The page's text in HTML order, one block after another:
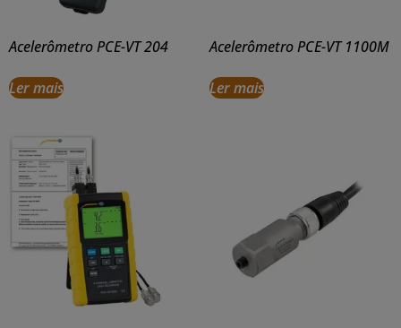
Acelerômetro PCE-VT 204
Ler mais
Acelerômetro PCE-VT 1100M
Ler mais